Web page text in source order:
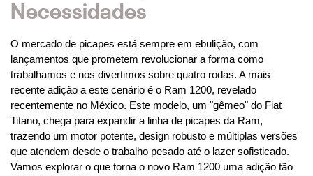
Necessidades
O mercado de picapes está sempre em ebulição, com
lançamentos que prometem revolucionar a forma como
trabalhamos e nos divertimos sobre quatro rodas. A mais
recente adição a este cenário é o Ram 1200, revelado
recentemente no México. Este modelo, um "gêmeo" do Fiat
Titano, chega para expandir a linha de picapes da Ram,
trazendo um motor potente, design robusto e múltiplas versões
que atendem desde o trabalho pesado até o lazer sofisticado.
Vamos explorar o que torna o novo Ram 1200 uma adição tão